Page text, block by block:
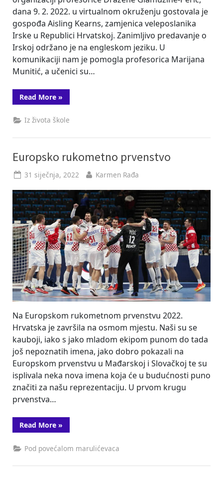
dana 9. 2. 2022. u virtualnom okruženju gostovala je
gospođa Aisling Kearns, zamjenica veleposlanika
Irske u Republici Hrvatskoj. Zanimljivo predavanje o
Irskoj održano je na engleskom jeziku. U
komunikaciji nam je pomogla profesorica Marijana
Munitić, a učenici su…
Read More“Razglednice:
Republika
»
Iz života škole
Europsko rukometno prvenstvo
Posted
31 siječnja, 2022 By
Karmen Rađa
Na Europskom rukometnom prvenstvu 2022.
Hrvatska je završila na osmom mjestu. Naši su se
kauboji, iako s jako mladom ekipom punom do tada
još nepoznatih imena, jako dobro pokazali na
Europskom prvenstvu u Mađarskoj i Slovačkoj te su
isplivala neka nova imena koja će u budućnosti puno
značiti za našu reprezentaciju. U prvom krugu
prvenstva…
Read More“Europsko
rukometno
»
Pod povećalom marulićevaca